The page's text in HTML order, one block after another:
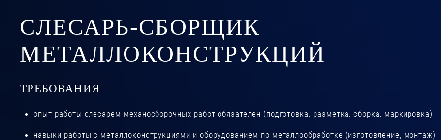
СЛЕСАРЬ-СБОРЩИК
МЕТАЛЛОКОНСТРУКЦИЙ
ТРЕБОВАНИЯ
опыт работы слесарем механосборочных работ обязателен (подготовка, разметка, сборка, маркировка)
навыки работы с металлоконструкциями и оборудованием по металлообработке (изготовление, монтаж)